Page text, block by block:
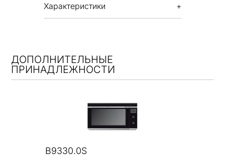
Характеристики
ДОПОЛНИТЕЛЬНЫЕ
ПРИНАДЛЕЖНОСТИ
B9330.0S